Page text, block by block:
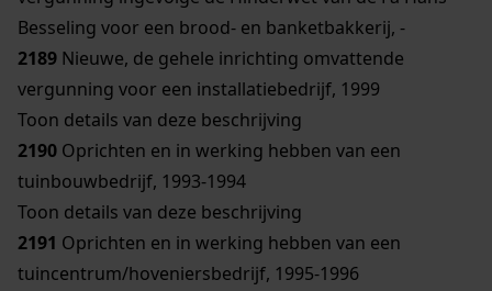
Besseling voor een brood- en banketbakkerij, -
2189 Nieuwe, de gehele inrichting omvattende
vergunning voor een installatiebedrijf, 1999
Toon details van deze beschrijving
2190 Oprichten en in werking hebben van een
tuinbouwbedrijf, 1993-1994
Toon details van deze beschrijving
2191 Oprichten en in werking hebben van een
tuincentrum/hoveniersbedrijf, 1995-1996